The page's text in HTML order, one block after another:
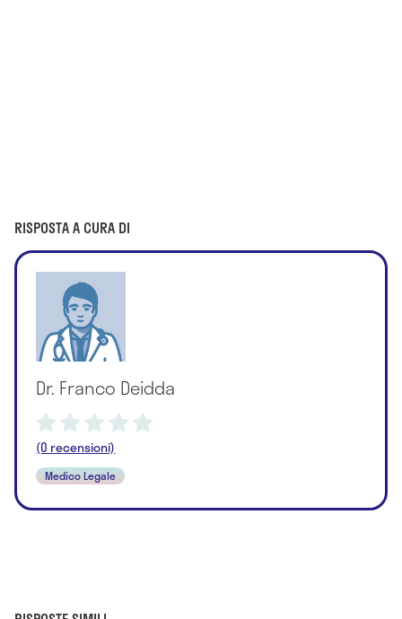
RISPOSTA A CURA DI
Dr. Franco Deidda
(0 recensioni)
Medico Legale